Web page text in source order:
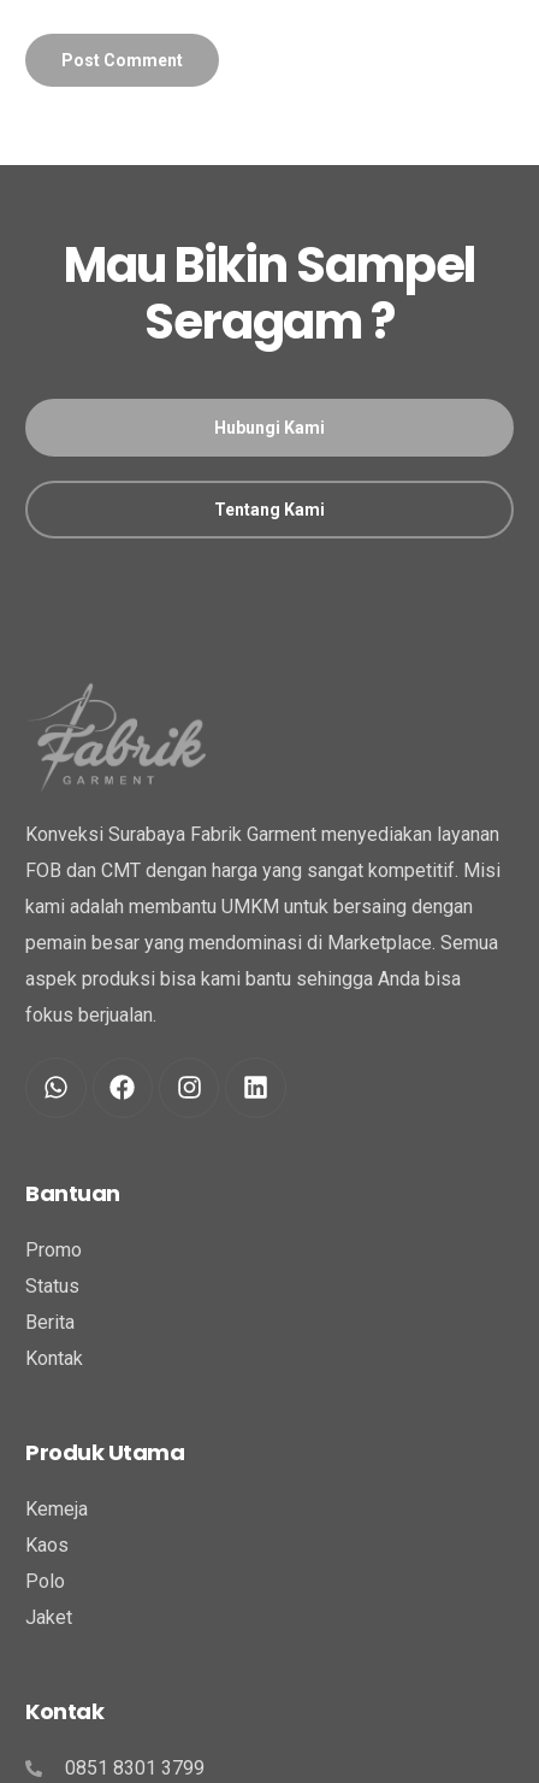
Mau Bikin Sampel
Seragam ?
Hubungi Kami
Tentang Kami
Konveksi Surabaya Fabrik Garment menyediakan layanan
FOB dan CMT dengan harga yang sangat kompetitif. Misi
kami adalah membantu UMKM untuk bersaing dengan
pemain besar yang mendominasi di Marketplace. Semua
aspek produksi bisa kami bantu sehingga Anda bisa
fokus berjualan.
Bantuan
Promo
Status
Berita
Kontak
Produk Utama
Kemeja
Kaos
Polo
Jaket
Kontak
0851 8301 3799